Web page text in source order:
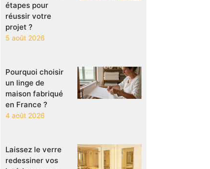
étapes pour
réussir votre
projet ?
5 août 2026
Pourquoi choisir
un linge de
maison fabriqué
en France ?
4 août 2026
Laissez le verre
redessiner vos